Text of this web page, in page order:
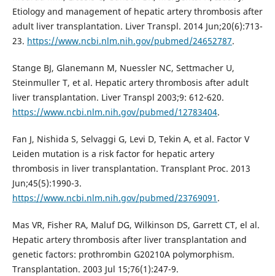
Etiology and management of hepatic artery thrombosis after
adult liver transplantation. Liver Transpl. 2014 Jun;20(6):713-
23. https://www.ncbi.nlm.nih.gov/pubmed/24652787.
Stange BJ, Glanemann M, Nuessler NC, Settmacher U,
Steinmuller T, et al. Hepatic artery thrombosis after adult
liver transplantation. Liver Transpl 2003;9: 612-620.
https://www.ncbi.nlm.nih.gov/pubmed/12783404.
Fan J, Nishida S, Selvaggi G, Levi D, Tekin A, et al. Factor V
Leiden mutation is a risk factor for hepatic artery
thrombosis in liver transplantation. Transplant Proc. 2013
Jun;45(5):1990-3.
https://www.ncbi.nlm.nih.gov/pubmed/23769091 .
Mas VR, Fisher RA, Maluf DG, Wilkinson DS, Garrett CT, el al.
Hepatic artery thrombosis after liver transplantation and
genetic factors: prothrombin G20210A polymorphism.
Transplantation. 2003 Jul 15;76(1):247-9.